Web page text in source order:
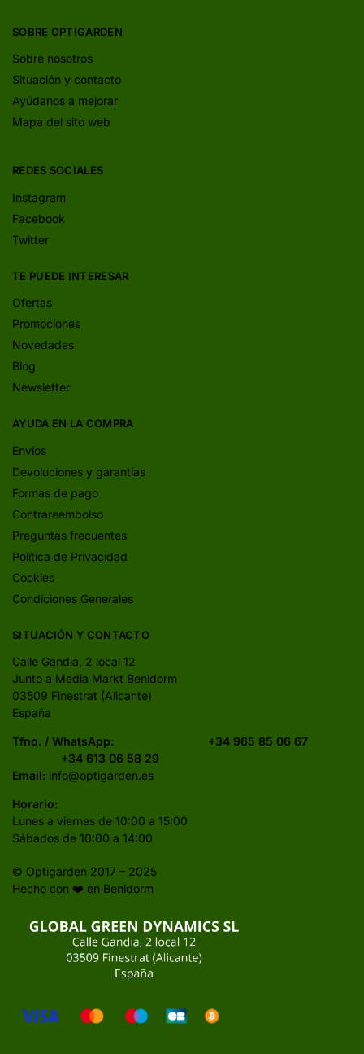
SOBRE OPTIGARDEN
Sobre nosotros
Situación y contacto
Ayúdanos a mejorar
Mapa del sito web
REDES SOCIALES
Instagram
Facebook
Twitter
TE PUEDE INTERESAR
Ofertas
Promociones
Novedades
Blog
Newsletter
AYUDA EN LA COMPRA
Envíos
Devoluciones y garantías
Formas de pago
Contrareembolso
Preguntas frecuentes
Política de Privacidad
Cookies
Condiciones Generales
SITUACIÓN Y CONTACTO
Calle Gandia, 2 local 12
Junto a Media Markt Benidorm
03509 Finestrat (Alicante)
España
Tfno. / WhatsApp: +34 965 85 06 67
+34 613 06 58 29
Email: info@optigarden.es
Horario:
Lunes a viernes de 10:00 a 15:00
Sábados de 10:00 a 14:00
© Optigarden 2017 – 2025
Hecho con ❤️ en Benidorm